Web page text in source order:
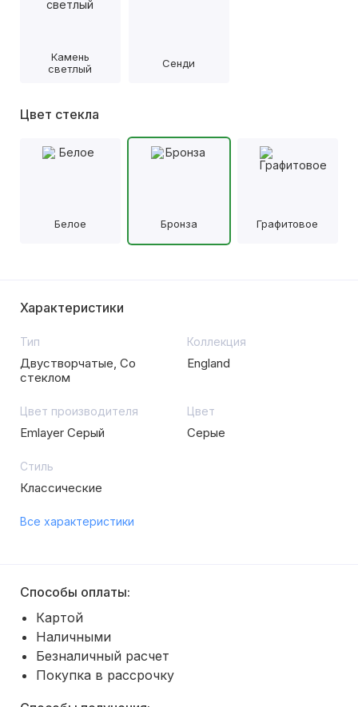
Камень
светлый
Сенди
Цвет стекла
Белое Бронза Графитовое
Характеристики
Тип
Двустворчатые, Со
стеклом
Коллекция
England
Цвет производителя
Emlayer Серый
Цвет
Серые
Стиль
Классические
Все характеристики
Способы оплаты:
Картой
Наличными
Безналичный расчет
Покупка в рассрочку